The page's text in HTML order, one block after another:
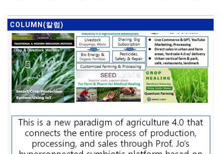
COLUMN(칼럼)